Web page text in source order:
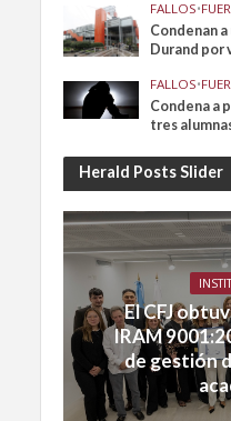
FALLOS•
Condenan
Durand
FALLOS•
Condena a
tres
Herald Posts Slider
El CFJ
IRAM
de gestión